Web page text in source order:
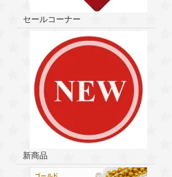
セールコーナー
新商品